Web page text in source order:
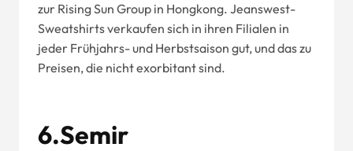
zur Rising Sun Group in Hongkong. Jeanswest-
Sweatshirts verkaufen sich in ihren Filialen in
jeder Frühjahrs- und Herbstsaison gut, und das zu
Preisen, die nicht exorbitant sind.
6.Semir